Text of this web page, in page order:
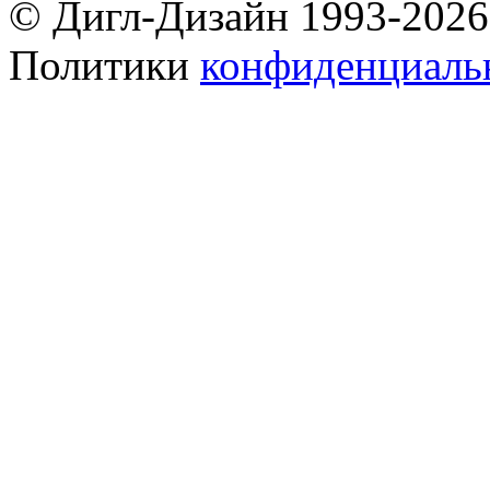
© Дигл-Дизайн 1993-2026
Политики